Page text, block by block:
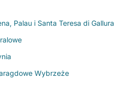
Palau i Santa Teresa di Gallura
Wybrzeże